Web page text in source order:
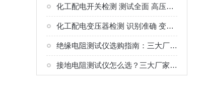
化工配电开关检测 测试全面 高压开关综合测试仪工况选型参考
化工配电变压器检测 识别准确 变压器变比组别测试仪工况选型参考
绝缘电阻测试仪选购指南：三大厂家实测对比，化工电气绝缘检测适配
接地电阻测试仪怎么选？三大厂家工况对比，化工防雷接地检测专用